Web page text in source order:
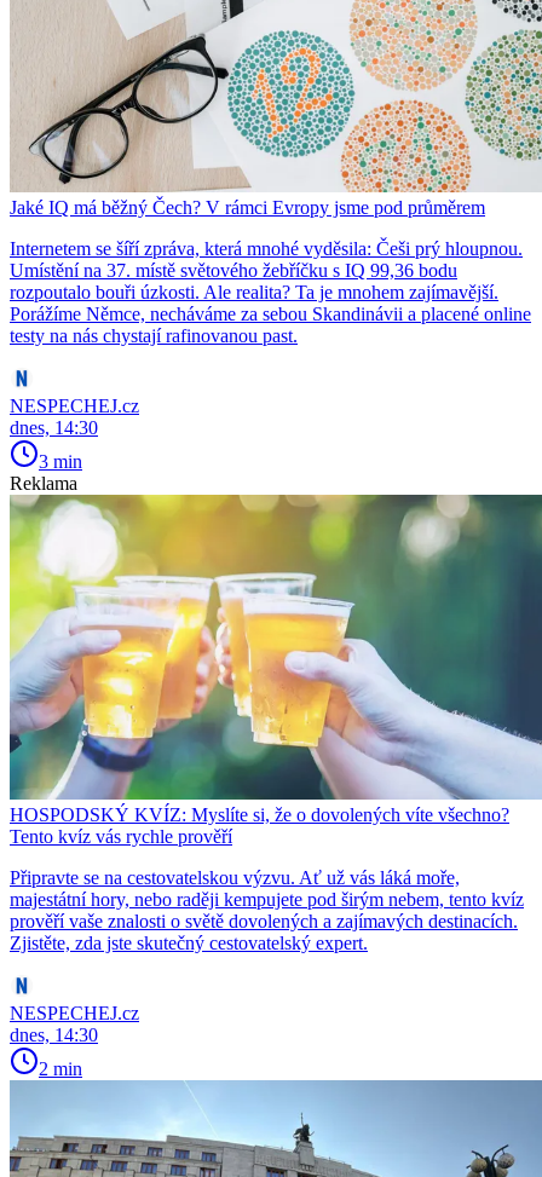
Jaké IQ má běžný Čech? V rámci Evropy jsme pod průměrem
Internetem se šíří zpráva, která mnohé vyděsila: Češi prý hloupnou.
Umístění na 37. místě světového žebříčku s IQ 99,36 bodu
rozpoutalo bouři úzkosti. Ale realita? Ta je mnohem zajímavější.
Porážíme Němce, necháváme za sebou Skandinávii a placené online
testy na nás chystají rafinovanou past.
NESPECHEJ.cz
dnes, 14:30
3 min
Reklama
HOSPODSKÝ KVÍZ: Myslíte si, že o dovolených víte všechno?
Tento kvíz vás rychle prověří
Připravte se na cestovatelskou výzvu. Ať už vás láká moře,
majestátní hory, nebo raději kempujete pod širým nebem, tento kvíz
prověří vaše znalosti o světě dovolených a zajímavých destinacích.
Zjistěte, zda jste skutečný cestovatelský expert.
NESPECHEJ.cz
dnes, 14:30
2 min